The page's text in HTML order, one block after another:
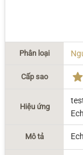
Phân loại
Cấp sao
Hiệu ứng
Mô tả